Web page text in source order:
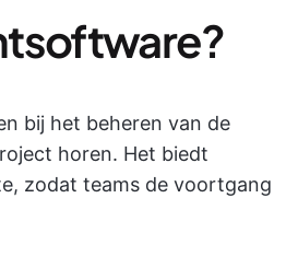
bij het beheren van de
horen. Het biedt
zodat teams de voortgang